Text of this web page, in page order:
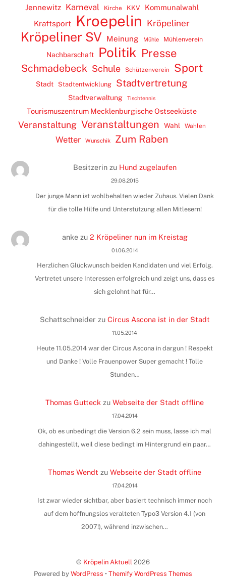
Jennewitz Karneval Kirche KKV
Kommunalwahl
Kraftsport
Kroepelin Kröpeliner
Kröpeliner SV Meinung Mühle Mühlenverein
Nachbarschaft Politik Presse
Schmadebeck Schule Schützenverein Sport
Stadt Stadtentwicklung Stadtvertretung
Stadtverwaltung Tischtennis
Tourismuszentrum Mecklenburgische Ostseeküste
Veranstaltung Veranstaltungen Wahl Wahlen
Wetter Wunschik Zum Raben
Besitzerinzu Hund zugelaufen
29.08.2015
Der junge Mann ist wohlbehalten wieder Zuhaus. Vielen Dank
für die tolle Hilfe und Unterstützung allen Mitlesern!
ankezu 2 Kröpeliner nun im Kreistag
01.06.2014
Herzlichen Glückwunsch beiden Kandidaten und viel Erfolg.
Vertretet unsere Interessen erfolgreich und zeigt uns, dass es
sich gelohnt hat für…
Schattschneider zu Circus Ascona ist in der Stadt
11.05.2014
Heute 11.05.2014 war der Circus Ascona in dargun ! Respekt
und Danke ! Volle Frauenpower Super gemacht ! Tolle
Stunden…
Thomas Gutteck zuWebseite der Stadt offline
17.04.2014
Ok, ob es unbedingt die Version 6.2 sein muss, lasse ich mal
dahingestellt, weil diese bedingt im Hintergrund ein paar…
Thomas Wendt zuWebseite der Stadt offline
17.04.2014
Ist zwar wieder sichtbar, aber basiert technisch immer noch
auf dem hoffnungslos veralteten Typo3 Version 4.1 (von
2007!), während inzwischen…
© Kröpelin Aktuell 2026
Powered by WordPress • Themify WordPress Themes